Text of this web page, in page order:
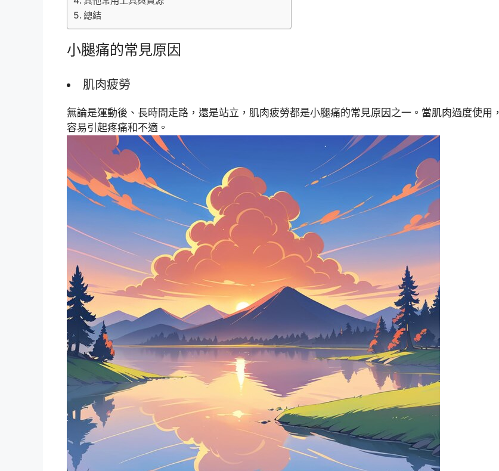
總結
小腿痛的常見原因
肌肉疲勞
無論是運動後、長時間走路，還是站立，肌肉疲勞都是小腿痛的常見原因之一。當肌肉過度使用，
容易引起疼痛和不適。